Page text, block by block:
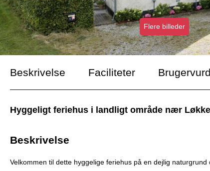
Flere billeder
Beskrivelse Faciliteter
Hyggeligt feriehus i landligt område nær
Beskrivelse
Velkommen til dette hyggelige feriehus på en dejlig